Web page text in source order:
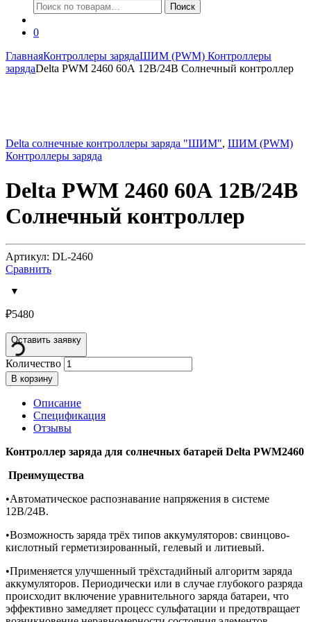
Искать:
Поиск
0
ГлавнаяКонтроллеры зарядаШИМ (PWM) Контроллеры
зарядаDelta PWM 2460 60А 12В/24В Солнечный контроллер
Delta солнечные контроллеры заряда "ШИМ", ШИМ (PWM)
Контроллеры заряда
Delta PWM 2460 60А 12В/24В
Солнечный контроллер
Артикул: DL-2460
Сравнить
₽5480
Оставить заявку
Количество
В корзину
Описание
Спецификация
Отзывы
Контроллер заряда для солнечных батарей Delta PWM2460
Преимущества
•Автоматическое распознавание напряжения в системе
12В/24В.
•Возможность заряда трёх типов аккумуляторов: свинцово-
кислотный герметизированный, гелевый и литиевый.
•Применяется улучшенный трёхстадийный алгоритм заряда
аккумуляторов. Периодически или в случае глубокого разряда
происходит включение уравнительного заряда батареи, что
эффективно замедляет процесс сульфатации и предотвращает